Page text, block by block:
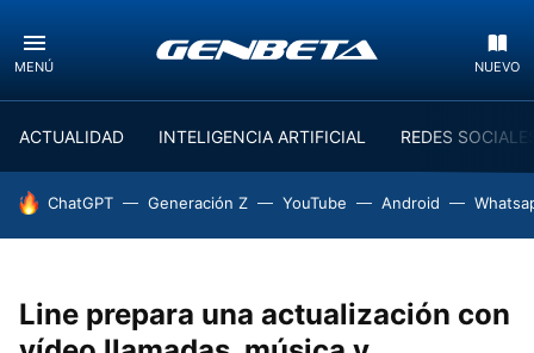
MENÚ NUEVO
ACTUALIDAD INTELIGENCIA ARTIFICIAL REDES
HOY SE HABLA DE
ChatGPT Generación Z YouTube Android
Line prepara una actualización con